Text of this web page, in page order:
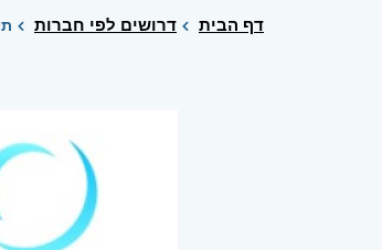
דף הבית דרושים לפי חברות